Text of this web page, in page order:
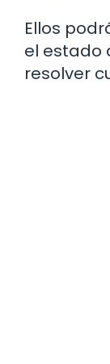
Ellos
el estado
resolver